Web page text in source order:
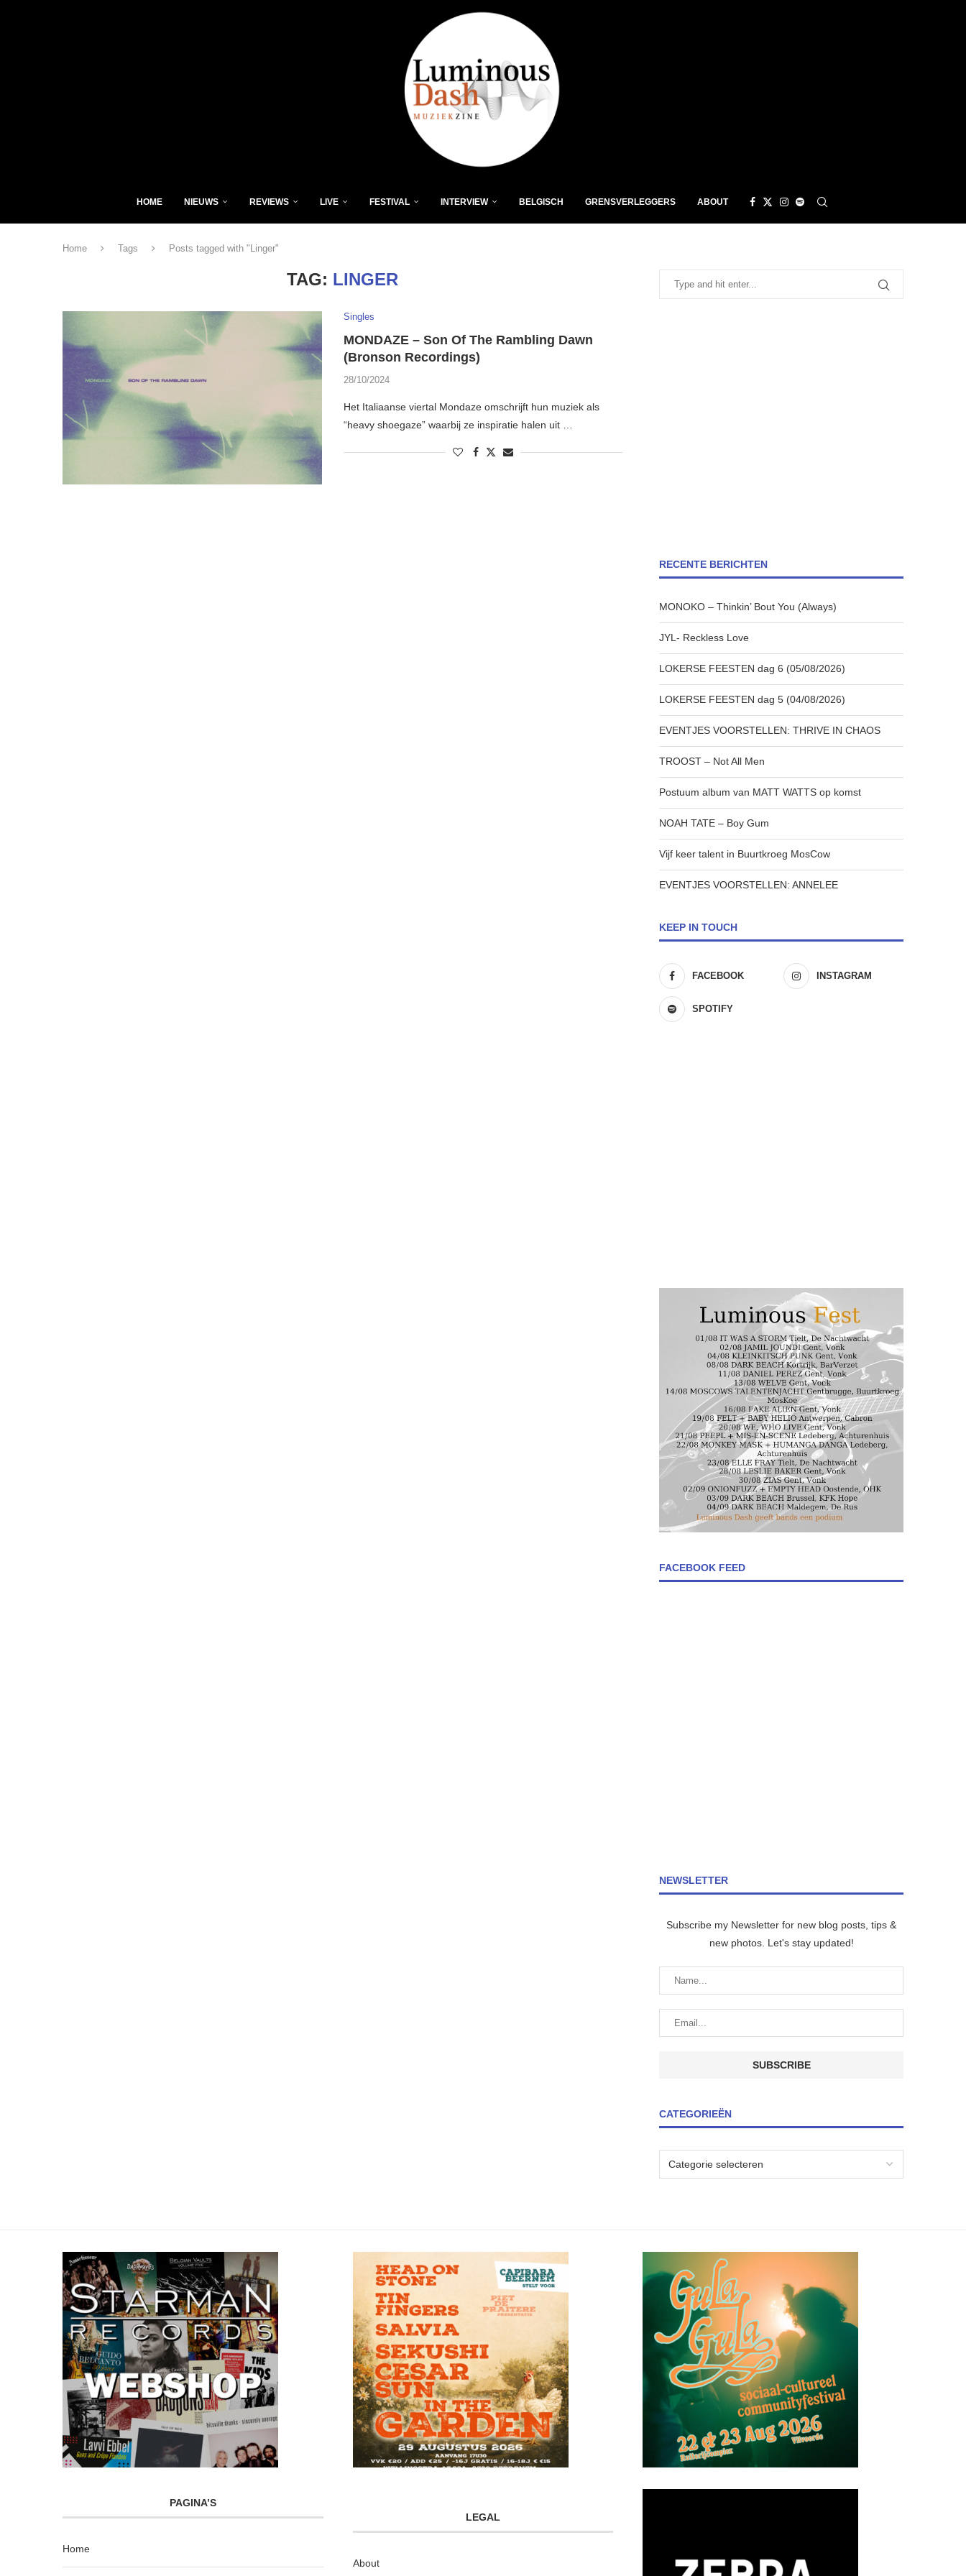
HOME NIEUWS REVIEWS LIVE FESTIVAL INTERVIEW BELGISCH GRENSVERLEGGERS ABOUT
Home Tags Posts tagged with "Linger"
TAG: LINGER
Singles
MONDAZE – Son Of The Rambling Dawn
(Bronson Recordings)
28/10/2024
Het Italiaanse viertal Mondaze omschrijft hun muziek als
“heavy shoegaze” waarbij ze inspiratie halen uit …
RECENTE BERICHTEN
MONOKO – Thinkin’ Bout You (Always)
JYL- Reckless Love
LOKERSE FEESTEN dag 6 (05/08/2026)
LOKERSE FEESTEN dag 5 (04/08/2026)
EVENTJES VOORSTELLEN: THRIVE IN CHAOS
TROOST – Not All Men
Postuum album van MATT WATTS op komst
NOAH TATE – Boy Gum
Vijf keer talent in Buurtkroeg MosCow
EVENTJES VOORSTELLEN: ANNELEE
KEEP IN TOUCH
FACEBOOK INSTAGRAM
SPOTIFY
FACEBOOK FEED
NEWSLETTER
Subscribe my Newsletter for new blog posts, tips &
new photos. Let's stay updated!
CATEGORIEËN
PAGINA’S
Home
LEGAL
About